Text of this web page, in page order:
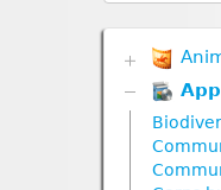
Corps